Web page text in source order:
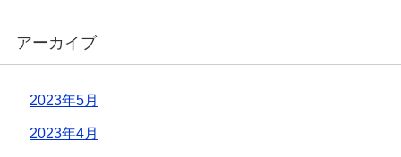
アーカイブ
2023年5月
2023年4月